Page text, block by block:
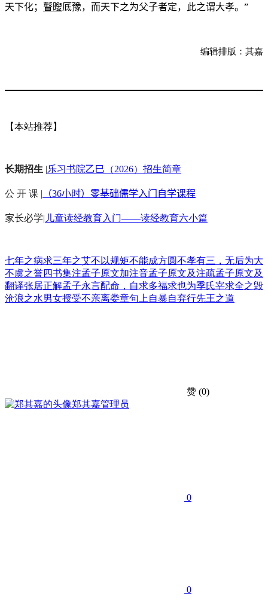
天下化； 瞽瞍厎豫，而天下之为父子者定，此之谓大孝。”
编辑排版：其嘉
【本站推荐】
长期招生 |乐习书院乙巳（2026）招生简章
公 开 课 | （36小时）零基础儒学入门自学课程
家长必学| 儿童读经教育入门——读经教育六小篇
七年之病求三年之艾不以规矩不能成方圆不孝有三，无后为大
不虞之誉四书集注孟子原文加注音孟子原文及注疏孟子原文及
翻译张居正解孟子永言配命，自求多福求也为季氏宰求全之毁
沧浪之水男女授受不亲离娄章句上 自暴自弃行先王之道
赞 (0)
郑其嘉管理员
0
0